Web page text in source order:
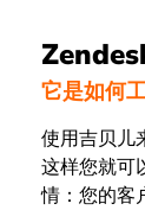
它是如何
使用吉贝儿
这样您就可
情：您的客